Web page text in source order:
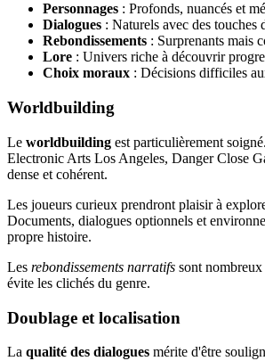
Personnages : Profonds, nuancés et
Dialogues : Naturels avec des touches
Rebondissements : Surprenants mais
Lore : Univers riche à découvrir
Choix moraux : Décisions difficiles
Worldbuilding
Le worldbuilding est particulièrement
Electronic Arts Los Angeles, Danger Close
dense et cohérent.
Les joueurs curieux prendront plaisir à
Documents, dialogues optionnels et
propre histoire.
Les rebondissements narratifs sont
évite les clichés du genre.
Doublage et localisation
La qualité des dialogues mérite d'être